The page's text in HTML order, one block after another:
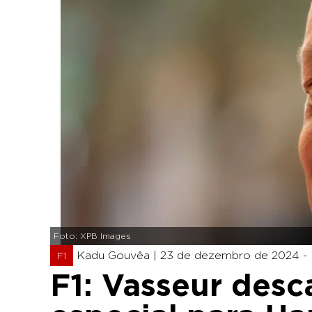
Foto: XPB Images
F1 Kadu Gouvêa | 23 de dezembro de 2024 -
F1: Vasseur